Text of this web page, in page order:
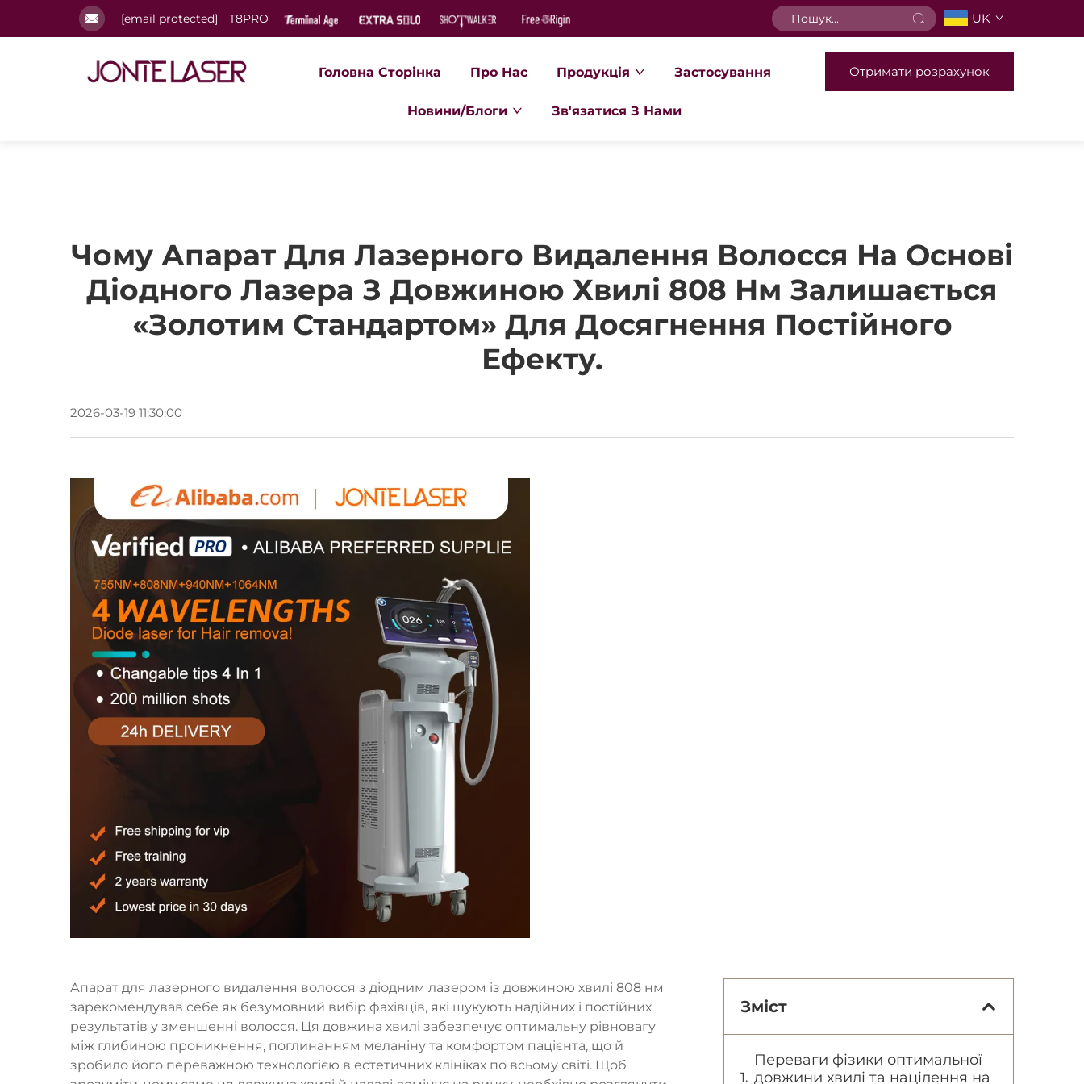
[email protected] T8PRO UK
Головна Сторінка Про Нас Продукція Застосування
Новини/Блоги Зв'язатися З Нами
Отримати розрахунок
Чому Апарат Для Лазерного Видалення Волосся На Основі
Діодного Лазера З Довжиною Хвилі 808 Нм Залишається
«золотим Стандартом» Для Досягнення Постійного
Ефекту.
2026-03-19 11:30:00
Апарат для лазерного видалення волосся з діодним лазером із довжиною хвилі 808 нм
зарекомендував себе як безумовний вибір фахівців, які шукують надійних і постійних
результатів у зменшенні волосся. Ця довжина хвилі забезпечує оптимальну рівновагу
між глибиною проникнення, поглинанням меланіну та комфортом пацієнта, що й
зробило його переважною технологією в естетичних клініках по всьому світі. Щоб
Зміст
Переваги фізики оптимальної
довжини хвилі та націлення на